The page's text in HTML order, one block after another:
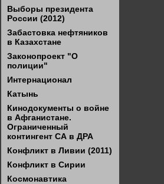
Выборы президента
России (2012)
Забастовка нефтяников
в Казахстане
Законопроект "О
полиции"
Интернационал
Катынь
Кинодокументы о войне
в Афганистане.
Ограниченный
контингент СА в ДРА
Конфликт в Ливии (2011)
Конфликт в Сирии
Космонавтика